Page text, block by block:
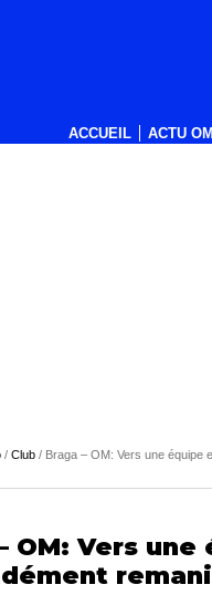
ACCUEIL ACTU OM
/ Club / Braga – OM: Vers une équipe
OM: Vers